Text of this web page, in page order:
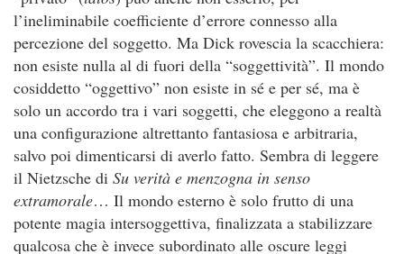
l’ineliminabile coefficiente d’errore connesso alla
percezione del soggetto. Ma Dick rovescia la scacchiera:
non esiste nulla al di fuori della “soggettività”. Il mondo
cosiddetto “oggettivo” non esiste in sé e per sé, ma è
solo un accordo tra i vari soggetti, che eleggono a realtà
una configurazione altrettanto fantasiosa e arbitraria,
salvo poi dimenticarsi di averlo fatto. Sembra di leggere
il Nietzsche di Su verità e menzogna in senso
extramorale… Il mondo esterno è solo frutto di una
potente magia intersoggettiva, finalizzata a stabilizzare
qualcosa che è invece subordinato alle oscure leggi